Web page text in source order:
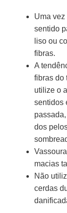
Uma
sentido
liso ou
fibras.
A
fibras do
utilize o
sentidos
dos
macias
Não
cerdas